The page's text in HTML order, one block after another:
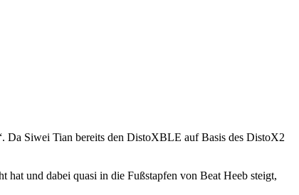
Da Siwei Tian bereits den DistoXBLE auf Basis des DistoX2
und dabei quasi in die Fußstapfen von Beat Heeb steigt,